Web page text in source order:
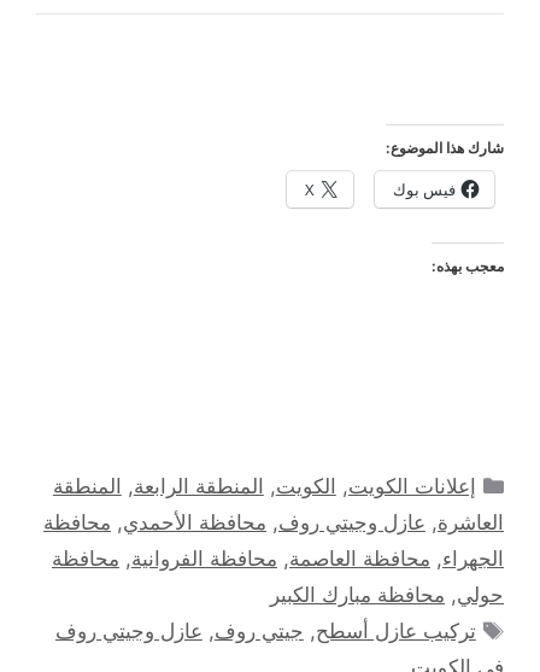
شارك هذا الموضوع:
فيس بوك X
معجب بهذه:
التصنيفات
إعلانات الكويت, الكويت, المنطقة الرابعة, المنطقة
العاشرة, عازل وجيتي روف, محافظة الأحمدي, محافظة
الجهراء, محافظة العاصمة, محافظة الفروانية, محافظة
حولي, محافظة مبارك الكبير
الوسوم
تركيب عازل أسطح, جيتي روف, عازل وجيتي روف